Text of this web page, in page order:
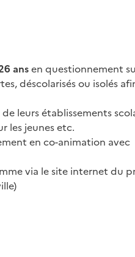
ansen questionnement
déscolarisés ou isolés
leurs établissements
les jeunes etc.
en co-animation avec
via le site internet du